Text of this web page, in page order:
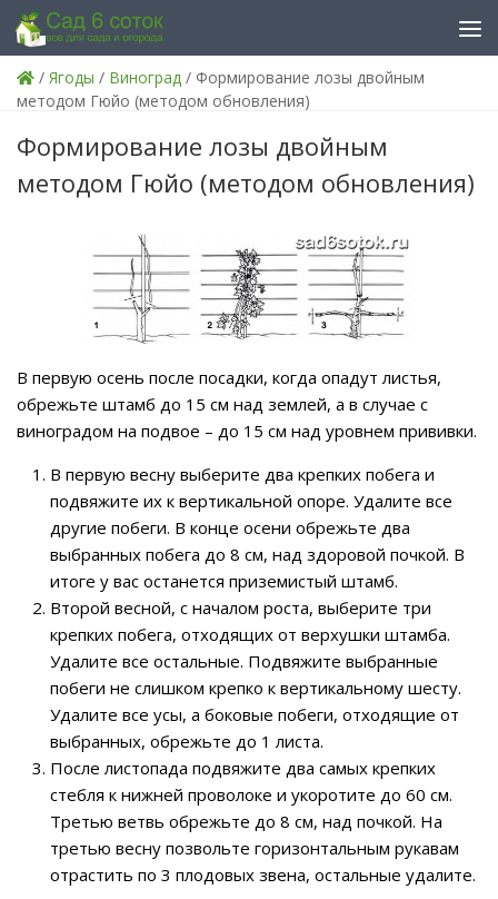
Skip to content
/ Ягоды / Виноград / Формирование лозы двойным
методом Гюйо (методом обновления)
Формирование лозы двойным
методом Гюйо (методом обновления)
В первую осень после посадки, когда опадут листья,
обрежьте штамб до 15 см над землей, а в случае с
виноградом на подвое – до 15 см над уровнем прививки.
В первую весну выберите два крепких побега и
подвяжите их к вертикальной опоре. Удалите все
другие побеги. В конце осени обрежьте два
выбранных побега до 8 см, над здоровой почкой. В
итоге у вас останется приземистый штамб.
Второй весной, с началом роста, выберите три
крепких побега, отходящих от верхушки штамба.
Удалите все остальные. Подвяжите выбранные
побеги не слишком крепко к вертикальному шесту.
Удалите все усы, а боковые побеги, отходящие от
выбранных, обрежьте до 1 листа.
После листопада подвяжите два самых крепких
стебля к нижней проволоке и укоротите до 60 см.
Третью ветвь обрежьте до 8 см, над почкой. На
третью весну позвольте горизонтальным рукавам
отрастить по 3 плодовых звена, остальные удалите.